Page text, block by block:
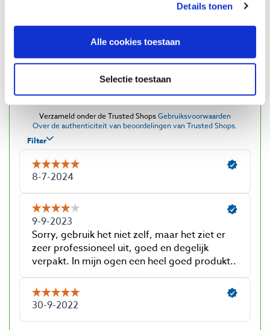
Details tonen
Alle cookies toestaan
Selectie toestaan